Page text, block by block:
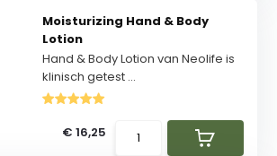
Moisturizing Hand & Body
Lotion
Hand & Body Lotion van Neolife is
klinisch getest ...
€ 16,25